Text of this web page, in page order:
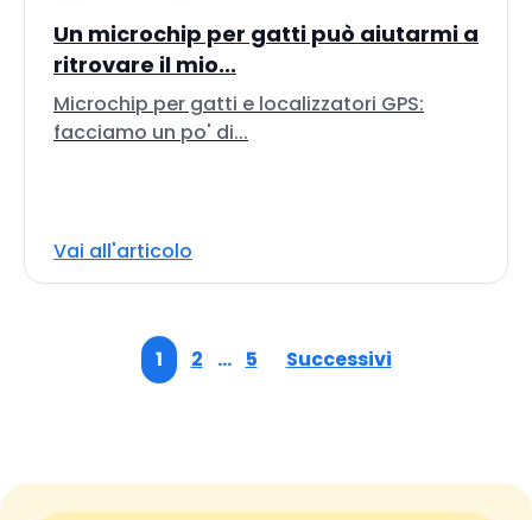
Un microchip per gatti può aiutarmi a
ritrovare il mio...
Microchip per gatti e localizzatori GPS:
facciamo un po' di...
Vai all'articolo
1 2 … 5 Successivi